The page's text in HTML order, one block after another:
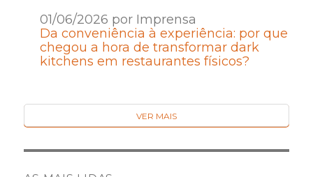
01/06/2026 por Imprensa
Da conveniência à experiência: por que
chegou a hora de transformar dark
kitchens em restaurantes físicos?
VER MAIS